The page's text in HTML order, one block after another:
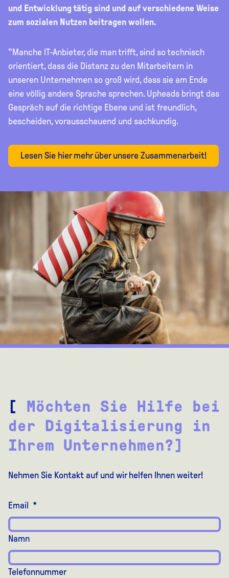
und Entwicklung tätig sind und auf verschiedene Weise
zum sozialen Nutzen beitragen wollen.
"Manche IT-Anbieter, die man trifft, sind so technisch
orientiert, dass die Distanz zu den Mitarbeitern in
unseren Unternehmen so groß wird, dass sie am Ende
eine völlig andere Sprache sprechen. Upheads bringt das
Gespräch auf die richtige Ebene und ist freundlich,
bescheiden, vorausschauend und sachkundig.
Lesen Sie hier mehr über unsere Zusammenarbeit!
[
Möchten Sie Hilfe bei
der Digitalisierung in
Ihrem Unternehmen?]
Nehmen Sie Kontakt auf und wir helfen Ihnen weiter!
Email *
Namn
Telefonnummer